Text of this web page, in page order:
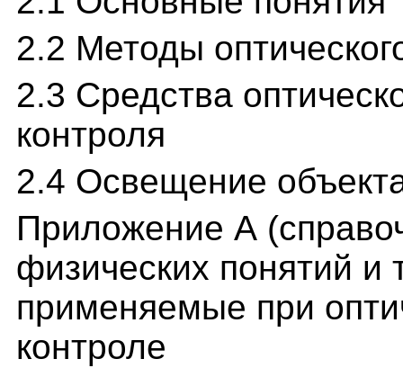
2.2 Методы
2.3 Средства
контроля
2.4 Освещение
Приложение А
физических понятий и
применяемые при
контроле